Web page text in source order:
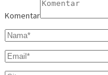
Komentar